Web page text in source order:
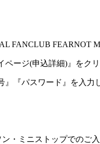
FANCLUB FEARNOT
ージ(申込詳細)』をクリ
『パスワード』を入力
・ミニストップでのご